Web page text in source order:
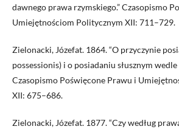
dawnego prawa rzymskiego.” Czasopismo
Umiejętnościom Politycznym XII: 711–729.
Zielonacki, Józefat. 1864. “O przyczynie
possessionis) i o posiadaniu słusznym
Czasopismo Poświęcone Prawu i
XII: 675–686.
Zielonacki, Józefat. 1877. “Czy według